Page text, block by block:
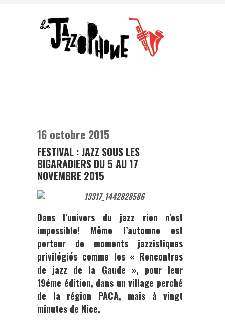
16 octobre 2015
FESTIVAL : JAZZ SOUS LES
BIGARADIERS DU 5 AU 17
NOVEMBRE 2015
Dans l’univers du jazz rien n’est
impossible! Même l’automne est
porteur de moments jazzistiques
privilégiés comme les « Rencontres
de jazz de la Gaude », pour leur
19éme édition, dans un village perché
de la région PACA, mais à vingt
minutes de Nice.